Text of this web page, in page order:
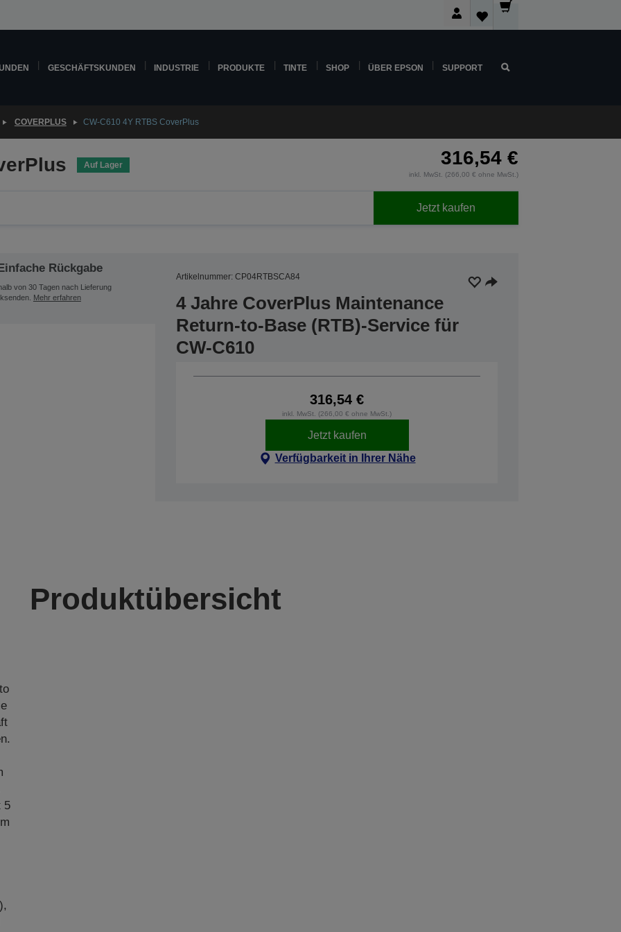
GESCHÄFTSKUNDEN INDUSTRIE PRODUKTE TINTE SHOP ÜBER EPSON SUPPORT
COVERPLUS CW-C610 4Y RTBS CoverPlus
Auf Lager 316,54 €
inkl. MwSt. (266,00 € ohne MwSt.)
Jetzt kaufen
Rückgabe
von 30 Tagen nach Lieferung
Mehr erfahren
Artikelnummer: CP04RTBSCA84
4 Jahre CoverPlus Maintenance
Return-to-Base (RTB)-Service für
CW-C610
316,54 €
inkl. MwSt. (266,00 € ohne MwSt.)
Jetzt kaufen
Verfügbarkeit in Ihrer Nähe
Produktübersicht
5